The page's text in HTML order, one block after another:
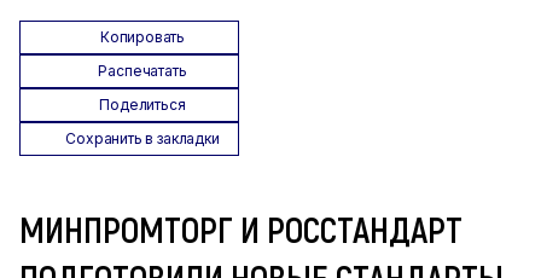
Копировать
Распечатать
Поделиться
Сохранить в закладки
МИНПРОМТОРГ И РОССТАНДАРТ